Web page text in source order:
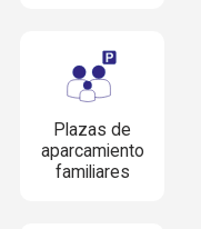
Plazas de
aparcamiento
familiares